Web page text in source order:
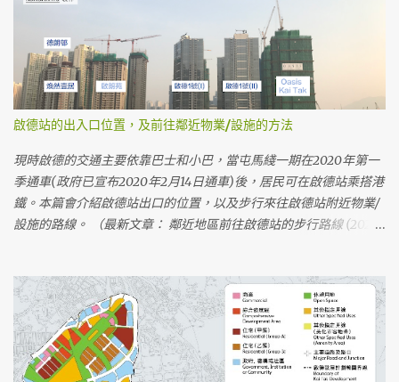
啟德站的出入口位置，及前往鄰近物業/設施的方法
現時啟德的交通主要依靠巴士和小巴，當屯馬綫一期在2020年第一
季通車(政府已宣布2020年2月14日通車)後，居民可在啟德站乘搭港
鐵。本篇會介紹啟德站出口的位置，以及步行來往啟德站附近物業/
設施的路線。 （最新文章： 鄰近地區前往啟德站的步行路線 (2020
站。車站設有三個地面出入口(A、B、D)，車站大堂的地底出口(C)
連接啟德地下購物街。 啟德站的地面出入口在啟德車站廣場內，A出
口在啟朗苑前方，D出口在Oasis Kai Tak前方，B出口在1F1住宅地前
方 啟德大道公園、啟德車站廣場落成前，前往啟德站的臨時步行路
線 啟德大道公園及啟德車站廣場在2020第一季屯馬綫一期通車時仍